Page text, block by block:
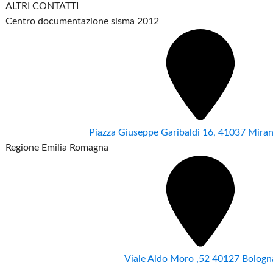
ALTRI CONTATTI
Centro documentazione sisma 2012
Piazza Giuseppe Garibaldi 16, 41037
Regione Emilia Romagna
Viale Aldo Moro ,52 40127